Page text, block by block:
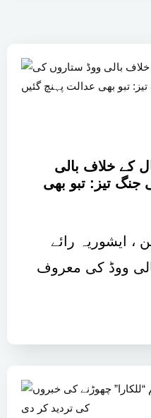
کے خلاف بالی
جنگ تیز: تبو بھی
، ایشوریہ رائے